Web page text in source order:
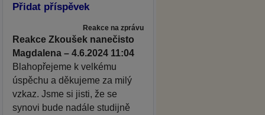
Přidat příspěvek
Reakce na zprávu
Reakce Zkoušek nanečisto
Magdalena – 4.6.2024 11:04
Blahopřejeme k velkému
úspěchu a děkujeme za milý
vzkaz. Jsme si jisti, že se
synovi bude nadále studijně